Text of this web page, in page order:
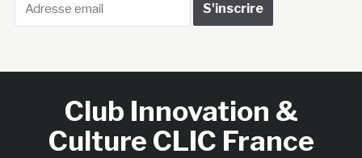
Club Innovation &
Culture CLIC France